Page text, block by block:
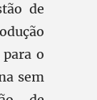
de
o
sem